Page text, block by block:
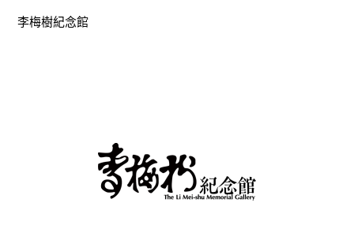
李梅樹紀念館